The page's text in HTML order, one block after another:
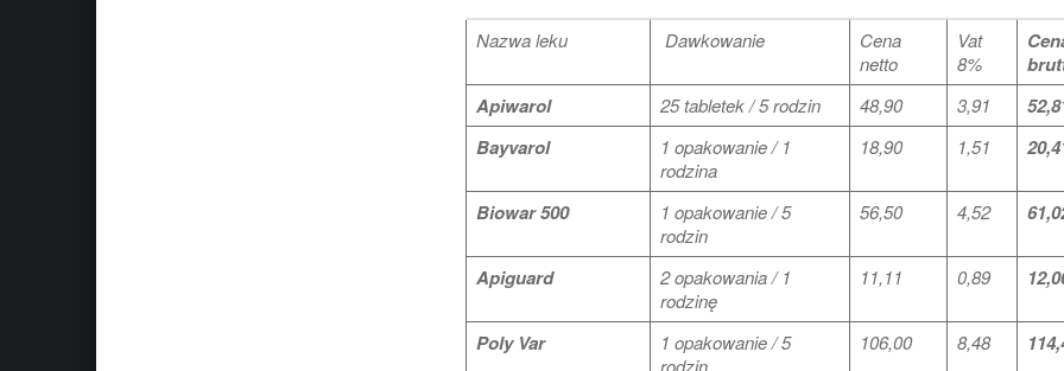
Nazwa leku Dawkowanie
Cena
netto
Vat
8%
Apiwarol
25 tabletek / 5 rodzin 48,90 3,91
Bayvarol
1 opakowanie / 1
rodzina
18,90 1,51
Biowar 500
1 opakowanie / 5
rodzin
56,50 4,52
Apiguard
2 opakowania / 1
rodzinę
11,11 0,89
Poly Var
1 opakowanie / 5
rodzin
106,00 8,48